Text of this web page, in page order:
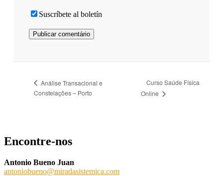
Suscríbete al boletín
Análise Transacional e
Constelações – Porto
Curso Saúde Física
Online
Encontre-nos
Antonio Bueno Juan
antoniobueno@miradasistemica.com